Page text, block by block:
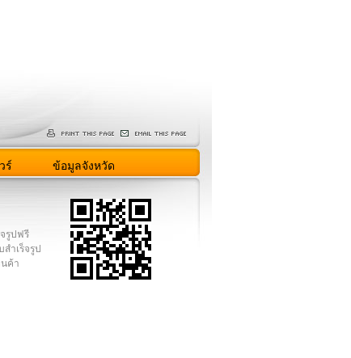
ร์ ข้อมูลจังหวัด
รูปฟรี
สำเร็จรูป
ค้า